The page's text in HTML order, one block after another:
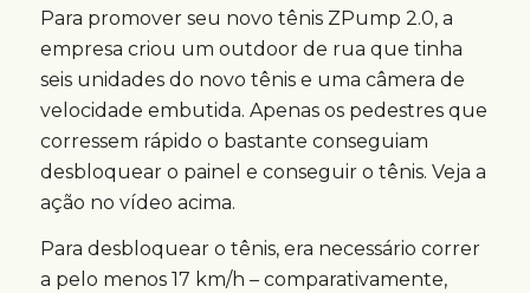
Para promover seu novo tênis ZPump 2.0, a
empresa criou um outdoor de rua que tinha
seis unidades do novo tênis e uma câmera de
velocidade embutida. Apenas os pedestres que
corressem rápido o bastante conseguiam
desbloquear o painel e conseguir o tênis. Veja a
ação no vídeo acima.
Para desbloquear o tênis, era necessário correr
a pelo menos 17 km/h – comparativamente,